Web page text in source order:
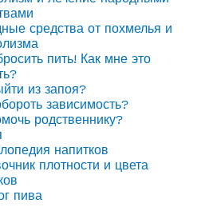
средства от похмелья и
пить! Как мне это
из запоя?
зависимость?
родственнику?
напитков
плотности и цвета
пива